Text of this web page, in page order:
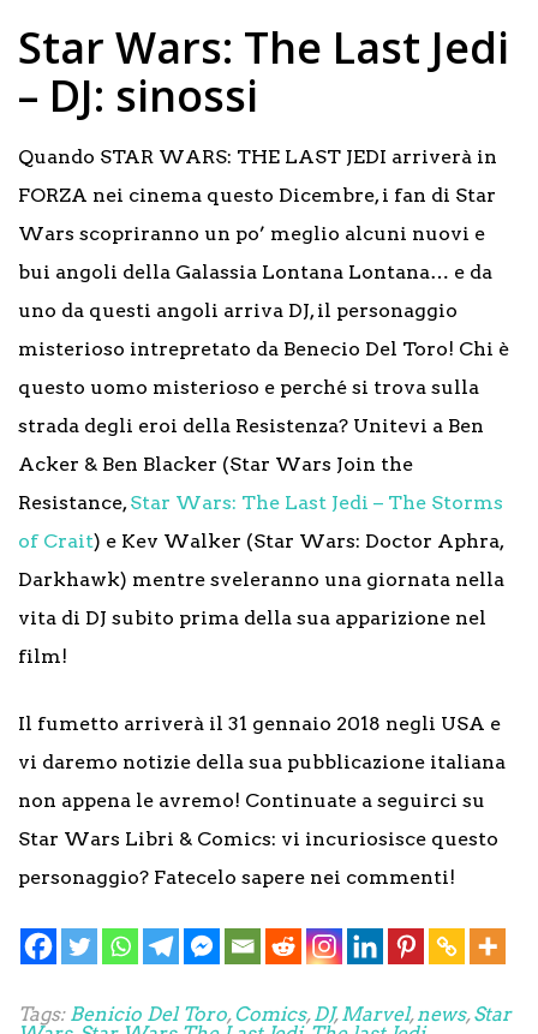
Star Wars: The Last Jedi
– DJ: sinossi
Quando STAR WARS: THE LAST JEDI arriverà in
FORZA nei cinema questo Dicembre, i fan di Star
Wars scopriranno un po’ meglio alcuni nuovi e
bui angoli della Galassia Lontana Lontana… e da
uno da questi angoli arriva DJ, il personaggio
misterioso intrepretato da Benecio Del Toro! Chi è
questo uomo misterioso e perché si trova sulla
strada degli eroi della Resistenza? Unitevi a Ben
Acker & Ben Blacker (Star Wars Join the
Resistance,Star Wars: The Last Jedi – The Storms
of Crait) e Kev Walker (Star Wars: Doctor Aphra,
Darkhawk) mentre sveleranno una giornata nella
vita di DJ subito prima della sua apparizione nel
film!
Il fumetto arriverà il 31 gennaio 2018 negli USA e
vi daremo notizie della sua pubblicazione italiana
non appena le avremo! Continuate a seguirci su
Star Wars Libri & Comics: vi incuriosisce questo
personaggio? Fatecelo sapere nei commenti!
Tags: Benicio Del Toro,Comics,DJ,Marvel,news,Star